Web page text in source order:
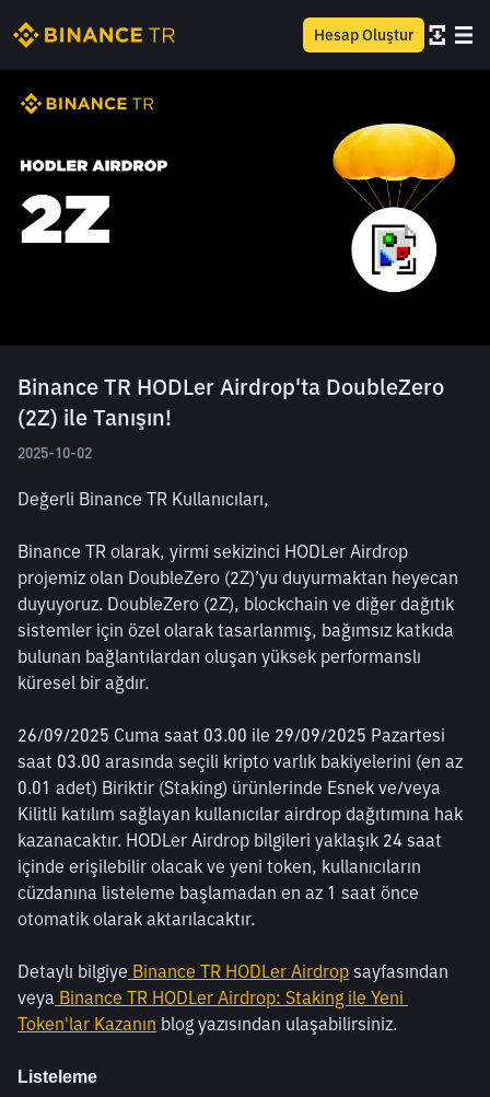
Hesap Oluştur
Binance TR HODLer Airdrop'ta DoubleZero
(2Z) ile Tanışın!
2025-10-02
Değerli Binance TR Kullanıcıları,
Binance TR olarak, yirmi sekizinci HODLer Airdrop
projemiz olan DoubleZero (2Z)’yu duyurmaktan heyecan
duyuyoruz. DoubleZero (2Z), blockchain ve diğer dağıtık
sistemler için özel olarak tasarlanmış, bağımsız katkıda
bulunan bağlantılardan oluşan yüksek performanslı
küresel bir ağdır.
26/09/2025 Cuma saat 03.00 ile 29/09/2025 Pazartesi
saat 03.00 arasında seçili kripto varlık bakiyelerini (en az
0.01 adet) Biriktir (Staking) ürünlerinde Esnek ve/veya
Kilitli katılım sağlayan kullanıcılar airdrop dağıtımına hak
kazanacaktır. HODLer Airdrop bilgileri yaklaşık 24 saat
içinde erişilebilir olacak ve yeni token, kullanıcıların
cüzdanına listeleme başlamadan en az 1 saat önce
otomatik olarak aktarılacaktır.
Detaylı bilgiye Binance TR HODLer Airdrop sayfasından
veya Binance TR HODLer Airdrop: Staking ile Yeni
Token'lar Kazanın blog yazısından ulaşabilirsiniz.
Listeleme